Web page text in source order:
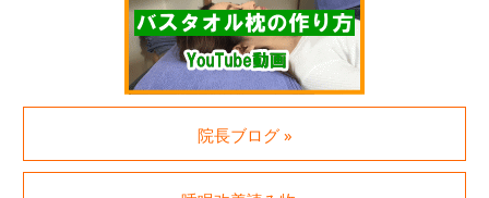
院長ブログ »